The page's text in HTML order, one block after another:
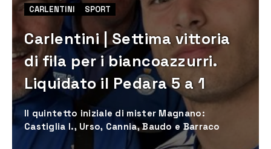
CARLENTINI SPORT
Carlentini | Settima vittoria
di fila per i biancoazzurri.
Liquidato il Pedara 5 a 1
Il quintetto iniziale di mister Magnano:
Castiglia I., Urso, Cannia, Baudo e Barraco